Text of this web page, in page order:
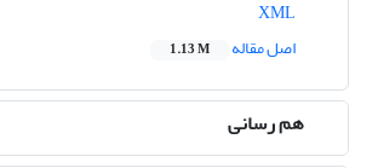
اصل مقاله
1.13 M
هم رسانی